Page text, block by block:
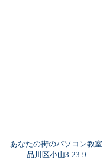
あなたの街のパソコン教室
品川区小山3-23-9